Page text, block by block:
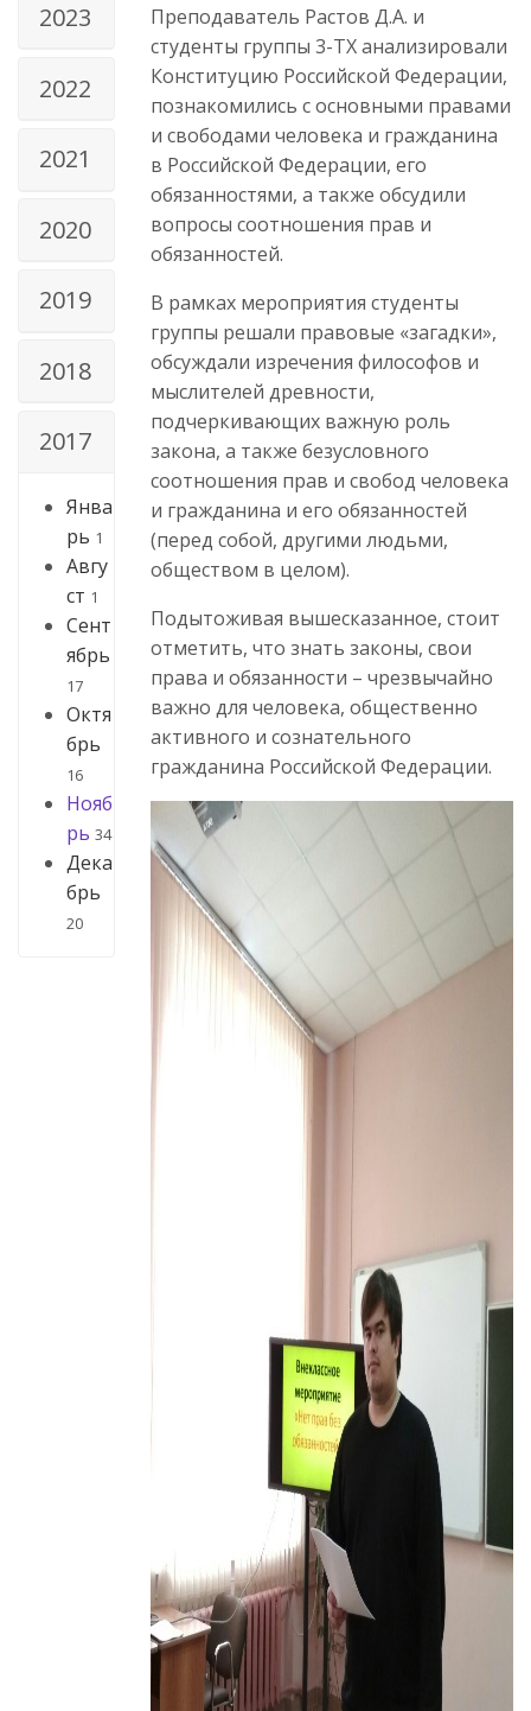
2023
2022
2021
2020
2019
2018
2017
Янва
рь 1
Авгу
ст 1
Сент
ябрь
17
Октя
брь
16
Нояб
рь 34
Дека
брь
20
Преподаватель Растов Д.А. и
студенты группы 3-TX анализировали
Конституцию Российской Федерации,
познакомились с основными правами
и свободами человека и гражданина
в Российской Федерации, его
обязанностями, а также обсудили
вопросы соотношения прав и
обязанностей.
В рамках мероприятия студенты
группы решали правовые «загадки»,
обсуждали изречения философов и
мыслителей древности,
подчеркивающих важную роль
закона, а также безусловного
соотношения прав и свобод человека
и гражданина и его обязанностей
(перед собой, другими людьми,
обществом в целом).
Подытоживая вышесказанное, стоит
отметить, что знать законы, свои
права и обязанности – чрезвычайно
важно для человека, общественно
активного и сознательного
гражданина Российской Федерации.